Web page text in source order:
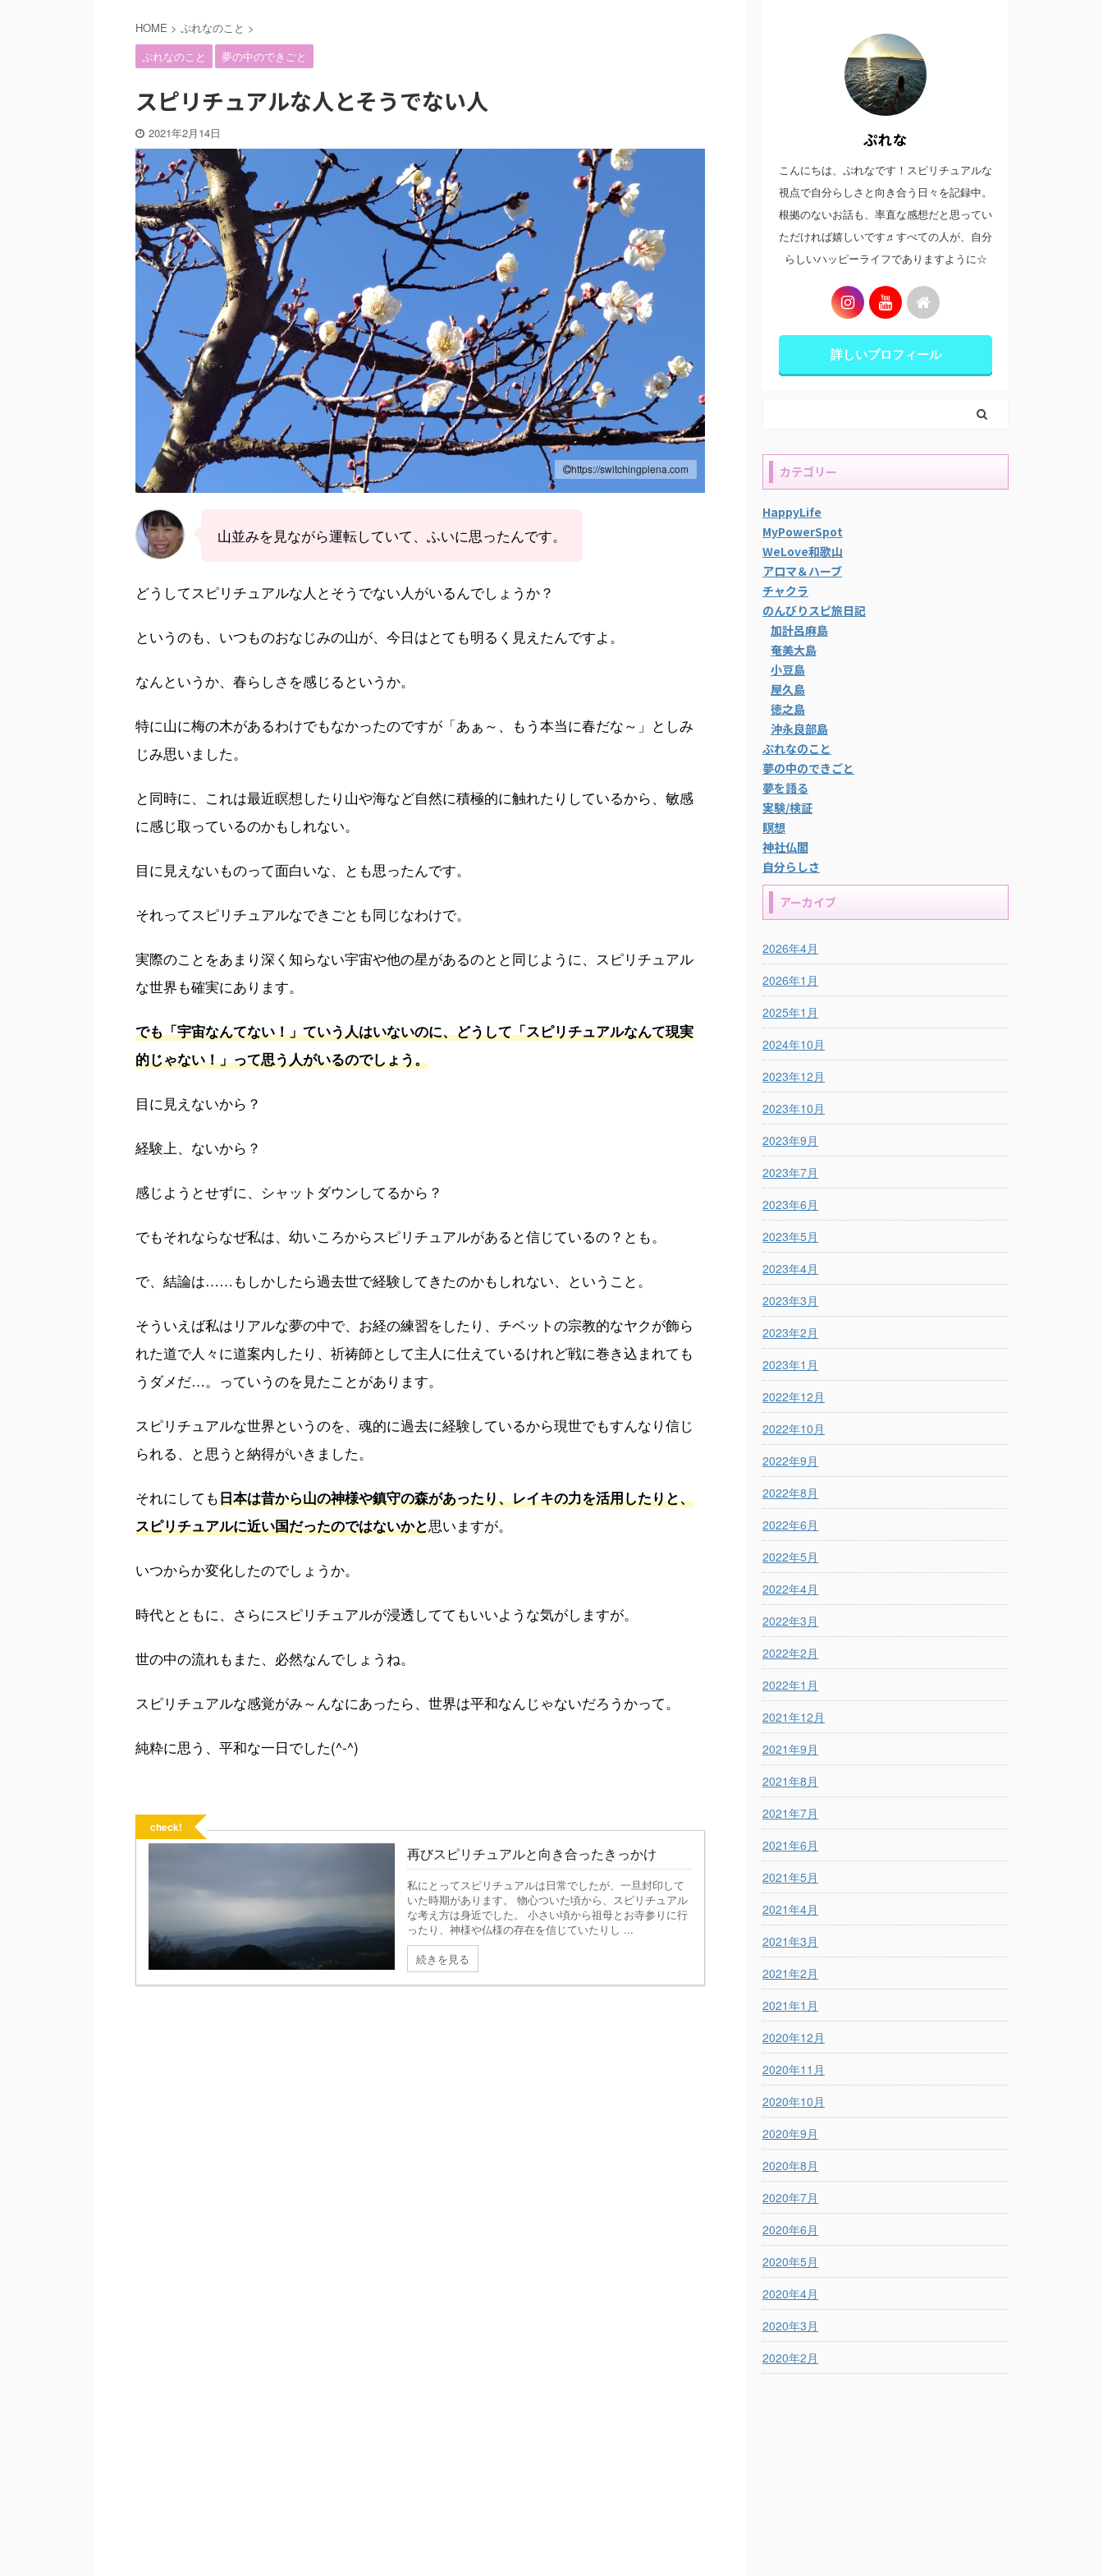
HOME > ぷれなのこと >
ぷれなのこと
夢の中のできごと
スピリチュアルな人とそうでない人
2021年2月14日
https://switchingplena.com
山並みを見ながら運転していて、ふいに思ったんです。
どうしてスピリチュアルな人とそうでない人がいるんでしょうか？
というのも、いつものおなじみの山が、今日はとても明るく見えたんですよ。
なんというか、春らしさを感じるというか。
特に山に梅の木があるわけでもなかったのですが「あぁ～、もう本当に春だな～」としみ
じみ思いました。
と同時に、これは最近瞑想したり山や海など自然に積極的に触れたりしているから、敏感
に感じ取っているのかもしれない。
目に見えないものって面白いな、とも思ったんです。
それってスピリチュアルなできごとも同じなわけで。
実際のことをあまり深く知らない宇宙や他の星があるのとと同じように、スピリチュアル
な世界も確実にあります。
でも「宇宙なんてない！」ていう人はいないのに、どうして「スピリチュアルなんて現実
的じゃない！」って思う人がいるのでしょう。
目に見えないから？
経験上、ないから？
感じようとせずに、シャットダウンしてるから？
でもそれならなぜ私は、幼いころからスピリチュアルがあると信じているの？とも。
で、結論は……もしかしたら過去世で経験してきたのかもしれない、ということ。
そういえば私はリアルな夢の中で、お経の練習をしたり、チベットの宗教的なヤクが飾ら
れた道で人々に道案内したり、祈祷師として主人に仕えているけれど戦に巻き込まれても
うダメだ…。っていうのを見たことがあります。
スピリチュアルな世界というのを、魂的に過去に経験しているから現世でもすんなり信じ
られる、と思うと納得がいきました。
それにしても日本は昔から山の神様や鎮守の森があったり、レイキの力を活用したりと、
スピリチュアルに近い国だったのではないかと思いますが。
いつからか変化したのでしょうか。
時代とともに、さらにスピリチュアルが浸透しててもいいような気がしますが。
世の中の流れもまた、必然なんでしょうね。
スピリチュアルな感覚がみ～んなにあったら、世界は平和なんじゃないだろうかって。
純粋に思う、平和な一日でした(^-^)
check!
再びスピリチュアルと向き合ったきっかけ
私にとってスピリチュアルは日常でしたが、一旦封印して
いた時期があります。 物心ついた頃から、スピリチュアル
な考え方は身近でした。 小さい頃から祖母とお寺参りに行
ったり、神様や仏様の存在を信じていたりし ...
続きを見る
ぷれな
こんにちは、ぷれなです！スピリチュアルな
視点で自分らしさと向き合う日々を記録中。
根拠のないお話も、率直な感想だと思ってい
ただければ嬉しいです♬すべての人が、自分
らしいハッピーライフでありますように☆
詳しいプロフィール
カテゴリー
HappyLife
MyPowerSpot
WeLove和歌山
アロマ＆ハーブ
チャクラ
のんびりスピ旅日記
加計呂麻島
奄美大島
小豆島
屋久島
徳之島
沖永良部島
ぷれなのこと
夢の中のできごと
夢を語る
実験/検証
瞑想
神社仏閣
自分らしさ
アーカイブ
2026年4月
2026年1月
2025年1月
2024年10月
2023年12月
2023年10月
2023年9月
2023年7月
2023年6月
2023年5月
2023年4月
2023年3月
2023年2月
2023年1月
2022年12月
2022年10月
2022年9月
2022年8月
2022年6月
2022年5月
2022年4月
2022年3月
2022年2月
2022年1月
2021年12月
2021年9月
2021年8月
2021年7月
2021年6月
2021年5月
2021年4月
2021年3月
2021年2月
2021年1月
2020年12月
2020年11月
2020年10月
2020年9月
2020年8月
2020年7月
2020年6月
2020年5月
2020年4月
2020年3月
2020年2月